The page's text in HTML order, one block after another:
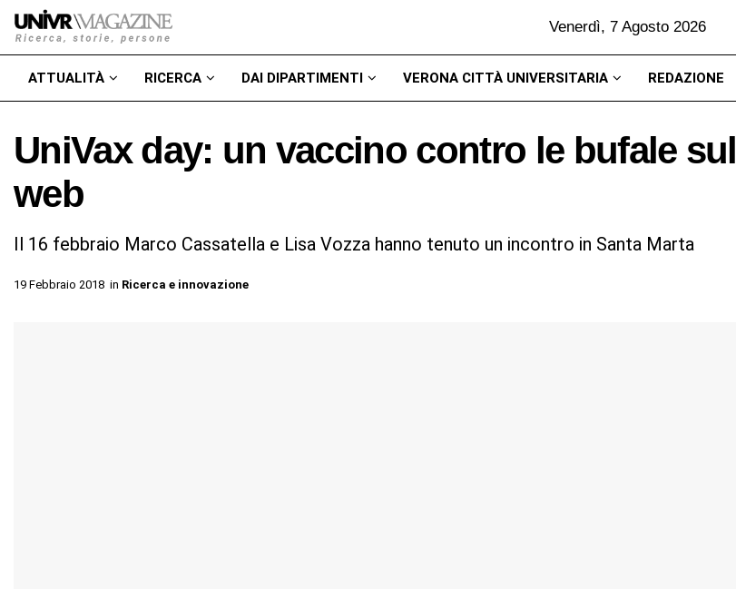
Venerdì, 7 Agosto 2026
ATTUALITÀ RICERCA DAI DIPARTIMENTI VERONA CITTÀ UNIVERSITARIA REDAZIONE
UniVax day: un vaccino contro le bufale sul
web
Il 16 febbraio Marco Cassatella e Lisa Vozza hanno tenuto un incontro in Santa Marta
19 Febbraio 2018 in Ricerca e innovazione